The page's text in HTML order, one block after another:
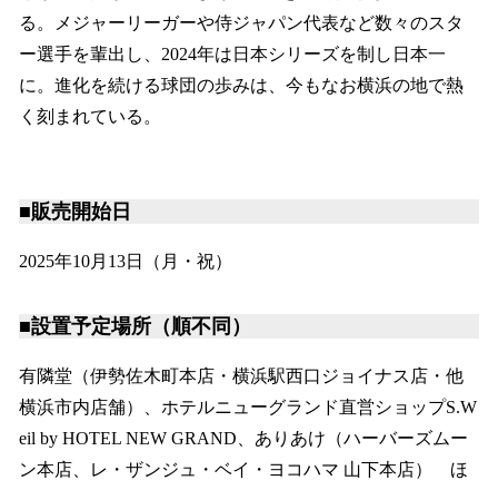
る。メジャーリーガーや侍ジャパン代表など数々のスタ
ー選手を輩出し、2024年は日本シリーズを制し日本一
に。進化を続ける球団の歩みは、今もなお横浜の地で熱
く刻まれている。
■販売開始日
2025年10月13日（月・祝）
■設置予定場所（順不同）
有隣堂（伊勢佐木町本店・横浜駅西口ジョイナス店・他
横浜市内店舗）、ホテルニューグランド直営ショップS.W
eil by HOTEL NEW GRAND、ありあけ（ハーバーズムー
ン本店、レ・ザンジュ・ベイ・ヨコハマ 山下本店） ほ